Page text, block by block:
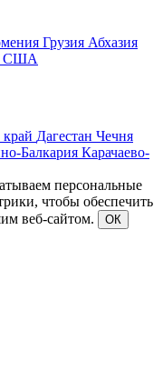
Грузия Абхазия
США
Дагестан Чечня
Балкария Карачаево-
персональные
чтобы обеспечить
веб-сайтом.
ОК